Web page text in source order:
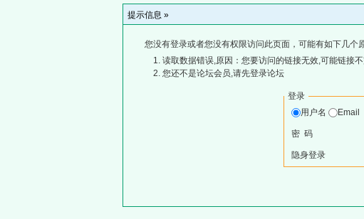
提示信息 »
您没有登录或者您没有权限访问此页面，可能有如下几个
读取数据错误,原因：您要访问的链接无效,可能链接
您还不是论坛会员,请先登录论坛
登录
用户名
Email
密 码
隐身登录